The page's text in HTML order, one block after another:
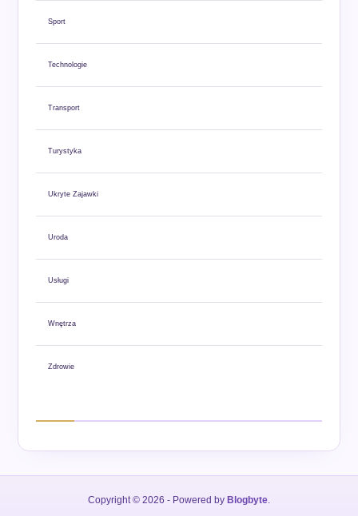
Sport
Technologie
Transport
Turystyka
Ukryte Zajawki
Uroda
Usługi
Wnętrza
Zdrowie
Copyright © 2026 - Powered by Blogbyte.